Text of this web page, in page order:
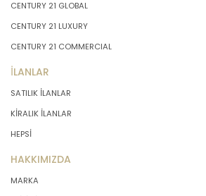
CENTURY 21 GLOBAL
CENTURY 21 LUXURY
CENTURY 21 COMMERCIAL
İLANLAR
SATILIK İLANLAR
KİRALIK İLANLAR
HEPSİ
HAKKIMIZDA
MARKA